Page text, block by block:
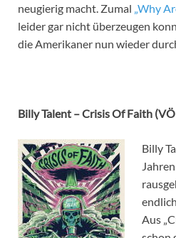
neugierig macht. Zumal „Why
leider gar nicht überzeugen
die Amerikaner nun wieder
Billy Talent – Crisis Of Faith
Billy
Aus